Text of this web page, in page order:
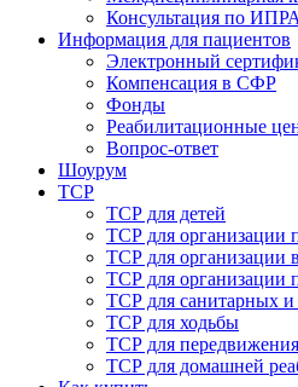
Консультация по ИПРА
Информация для пациентов
Электронный
Компенсация в СФР
Фонды
Реабилитационные
Вопрос-ответ
Шоурум
ТСР
ТСР для детей
ТСР для организации
ТСР для организации
ТСР для организации
ТСР для санитарных и
ТСР для ходьбы
ТСР для
ТСР для домашней